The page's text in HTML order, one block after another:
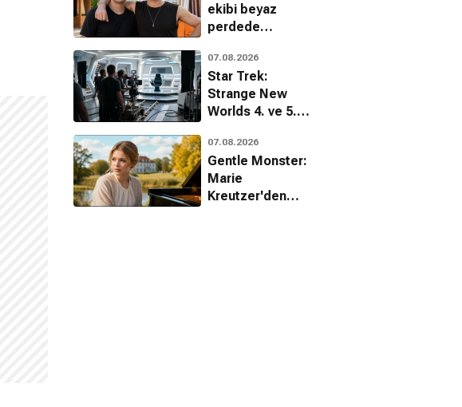
ekibi beyaz
perdede
geliyor
07.08.2026
Star Trek:
Strange New
Worlds 4. ve 5.
tüm hızıyla
sürüyor
07.08.2026
Gentle Monster:
Marie
Kreutzer'den